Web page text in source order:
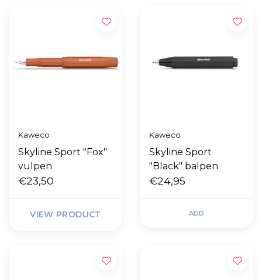
Kaweco
Skyline Sport "Fox"
vulpen
€23,50
VIEW PRODUCT
Kaweco
Skyline Sport
"Black" balpen
€24,95
ADD